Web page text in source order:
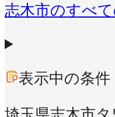
志木市のすべ
表示中の条件